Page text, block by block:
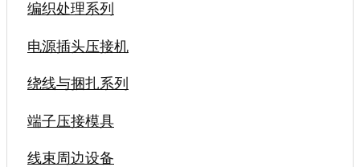
编织处理系列
电源插头压接机
绕线与捆扎系列
端子压接模具
线束周边设备